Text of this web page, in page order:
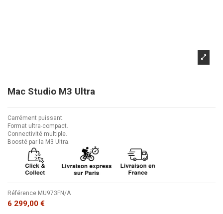
Mac Studio M3 Ultra
Carrément puissant.
Format ultra-compact.
Connectivité multiple.
Boosté par la M3 Ultra.
Référence MU973FN/A
6 299,00 €